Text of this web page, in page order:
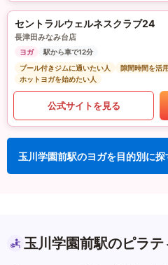
セントラルウェルネスクラブ24
長津田みなみ台店
ヨガ
駅から車で12分
プール付きジムに通いたい人
隙間時間を活
ホットヨガを始めたい人
公式サイトを見る
玉川学園前駅のヨガを目的別に探
玉川学園前駅のピラ